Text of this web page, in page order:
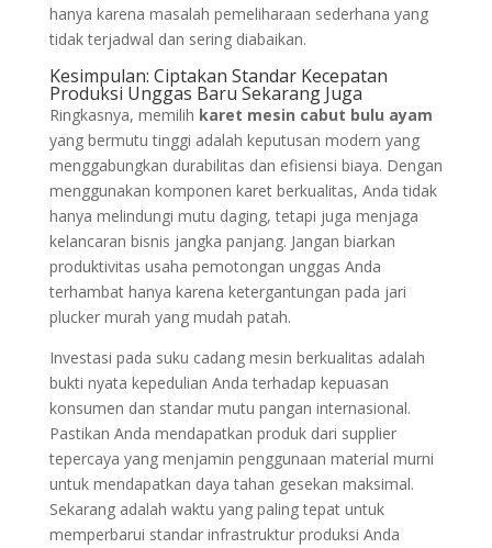
hanya karena masalah pemeliharaan sederhana yang
tidak terjadwal dan sering diabaikan.
Kesimpulan: Ciptakan Standar Kecepatan
Produksi Unggas Baru Sekarang Juga
Ringkasnya, memilih karet mesin cabut bulu ayam
yang bermutu tinggi adalah keputusan modern yang
menggabungkan durabilitas dan efisiensi biaya. Dengan
menggunakan komponen karet berkualitas, Anda tidak
hanya melindungi mutu daging, tetapi juga menjaga
kelancaran bisnis jangka panjang. Jangan biarkan
produktivitas usaha pemotongan unggas Anda
terhambat hanya karena ketergantungan pada jari
plucker murah yang mudah patah.
Investasi pada suku cadang mesin berkualitas adalah
bukti nyata kepedulian Anda terhadap kepuasan
konsumen dan standar mutu pangan internasional.
Pastikan Anda mendapatkan produk dari supplier
tepercaya yang menjamin penggunaan material murni
untuk mendapatkan daya tahan gesekan maksimal.
Sekarang adalah waktu yang paling tepat untuk
memperbarui standar infrastruktur produksi Anda